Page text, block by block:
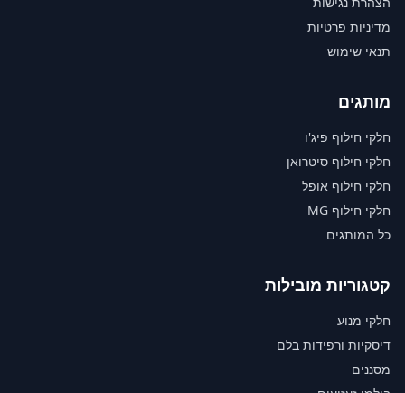
מדיניות פרטיות
תנאי שימוש
מותגים
חלקי חילוף פיג'ו
חלקי חילוף סיטרואן
חלקי חילוף אופל
חלקי חילוף MG
כל המותגים
קטגוריות מובילות
חלקי מנוע
דיסקיות ורפידות בלם
מסננים